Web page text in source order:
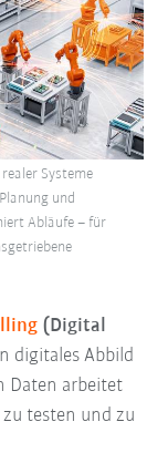
(Digital
digitales Abbild
Daten arbeitet
testen und zu
Systeme
und
Abläufe – für